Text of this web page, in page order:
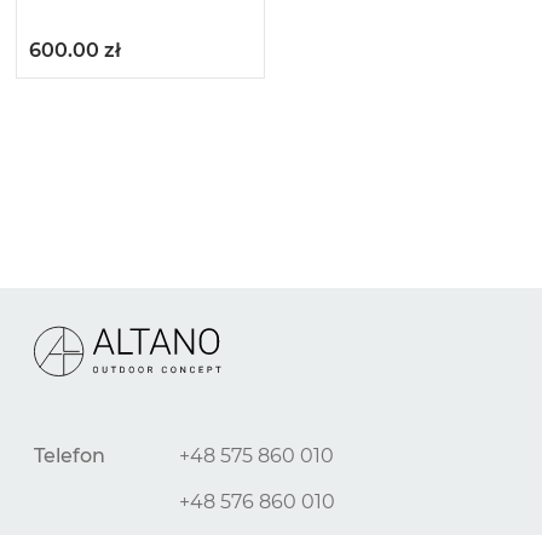
600.00 zł
Telefon
+48 575 860 010
+48 576 860 010